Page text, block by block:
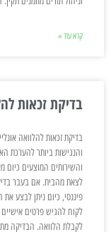
קרא עוד »
בדיקת זכאות
בדיקת זכאות להלוואה
והנגישות ביותר להערכת
והשירותים המוצעים
לצאת מהבית. אם בעבר
פיננסי, כיום ניתן לבצע
לקוח להגיש פרטים אישיים
לקבלת הלוואה. הבדיקה